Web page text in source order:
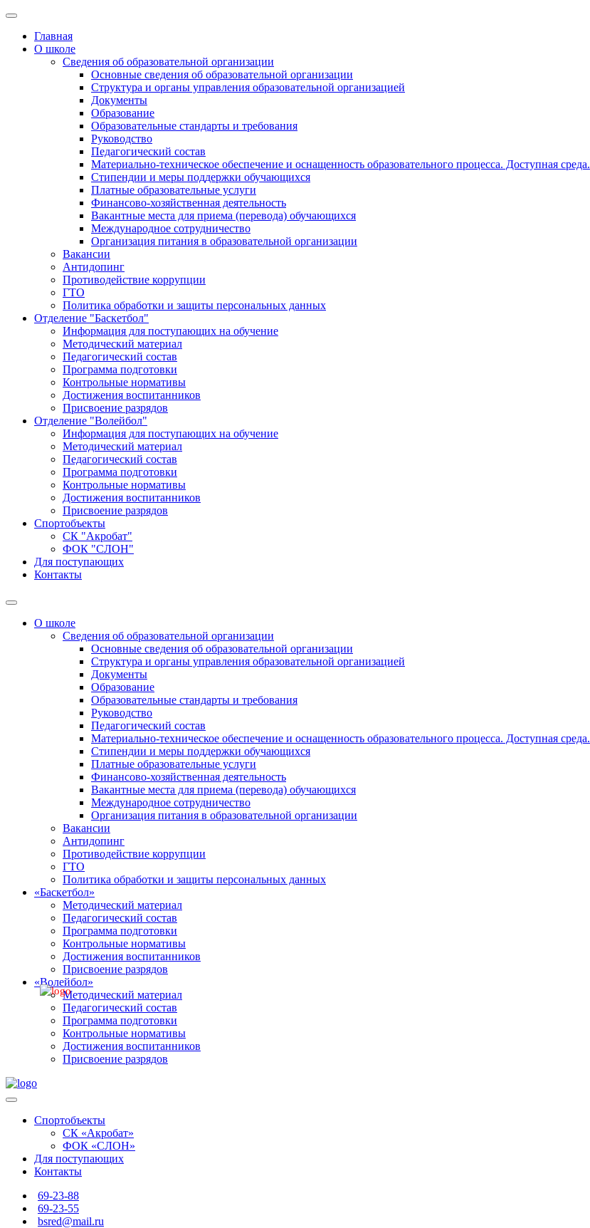
Главная
О школе
Сведения об образовательной организации
Основные сведения об образовательной организации
Структура и органы управления образовательной организацией
Документы
Образование
Образовательные стандарты и требования
Руководство
Педагогический состав
Материально-техническое обеспечение и оснащенность образовательного процесса. Доступная среда.
Стипендии и меры поддержки обучающихся
Платные образовательные услуги
Финансово-хозяйственная деятельность
Вакантные места для приема (перевода) обучающихся
Международное сотрудничество
Организация питания в образовательной организации
Вакансии
Антидопинг
Противодействие коррупции
ГТО
Политика обработки и защиты персональных данных
Отделение "Баскетбол"
Информация для поступающих на обучение
Методический материал
Педагогический состав
Программа подготовки
Контрольные нормативы
Достижения воспитанников
Присвоение разрядов
Отделение "Волейбол"
Информация для поступающих на обучение
Методический материал
Педагогический состав
Программа подготовки
Контрольные нормативы
Достижения воспитанников
Присвоение разрядов
Спортобъекты
СК "Акробат"
ФОК "СЛОН"
Для поступающих
Контакты
О школе
Сведения об образовательной организации
Основные сведения об образовательной организации
Структура и органы управления образовательной организацией
Документы
Образование
Образовательные стандарты и требования
Руководство
Педагогический состав
Материально-техническое обеспечение и оснащенность образовательного процесса. Доступная среда.
Стипендии и меры поддержки обучающихся
Платные образовательные услуги
Финансово-хозяйственная деятельность
Вакантные места для приема (перевода) обучающихся
Международное сотрудничество
Организация питания в образовательной организации
Вакансии
Антидопинг
Противодействие коррупции
ГТО
Политика обработки и защиты персональных данных
«Баскетбол»
Методический материал
Педагогический состав
Программа подготовки
Контрольные нормативы
Достижения воспитанников
Присвоение разрядов
«Волейбол»
Методический материал
Педагогический состав
Программа подготовки
Контрольные нормативы
Достижения воспитанников
Присвоение разрядов
Спортобъекты
СК «Акробат»
ФОК «СЛОН»
Для поступающих
Контакты
69-23-88
69-23-55
bsred@mail.ru